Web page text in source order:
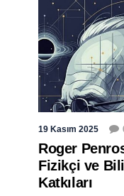
19 Kasım 2025
Roger
Fizikçi ve
Katkıları